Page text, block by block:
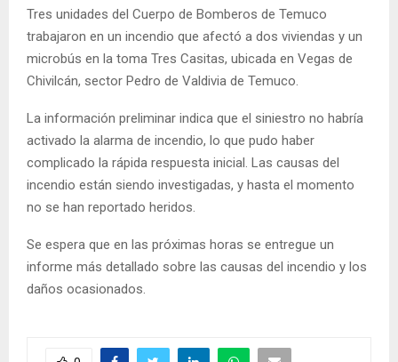
N
U
Tres unidades del Cuerpo de Bomberos de Temuco
trabajaron en un incendio que afectó a dos viviendas y un
microbús en la toma Tres Casitas, ubicada en Vegas de
Chivilcán, sector Pedro de Valdivia de Temuco.
La información preliminar indica que el siniestro no habría
activado la alarma de incendio, lo que pudo haber
complicado la rápida respuesta inicial. Las causas del
incendio están siendo investigadas, y hasta el momento
no se han reportado heridos.
Se espera que en las próximas horas se entregue un
informe más detallado sobre las causas del incendio y los
daños ocasionados.